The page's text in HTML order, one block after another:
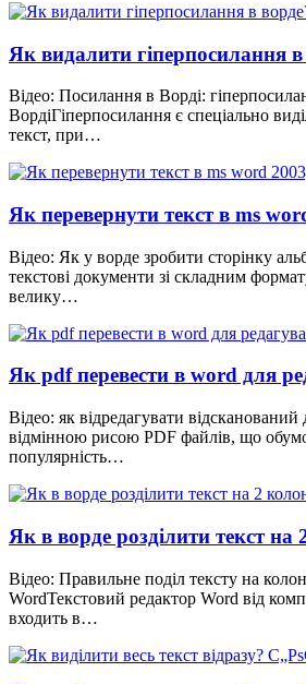
Як видалити гіперпосилання в
Відео: Посилання в Ворді:
ВордіГіперпосилання є спеціально
текст, при…
Як перевернути текст в ms
Відео: Як у ворде зробити сторінку
текстові документи зі складним
велику…
Як pdf перевести в word для
Відео: як відредагувати
відмінною рисою PDF файлів, що
популярність…
Як в ворде розділити текст на
Відео: Правильне поділ тексту на
WordТекстовий редактор Word від
входить в…